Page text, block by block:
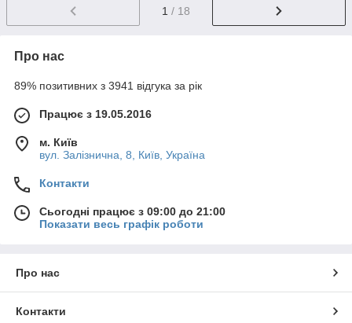
1 / 18
Про нас
89% позитивних з 3941 відгука за рік
Працює з 19.05.2016
м. Київ
вул. Залізнична, 8, Київ, Україна
Контакти
Сьогодні працює з 09:00 до 21:00
Показати весь графік роботи
Про нас
Контакти